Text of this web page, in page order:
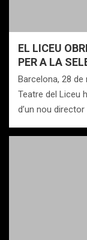
EL LICEU
PER A LA
Barcelona, 28 de
Teatre del Liceu
d’un nou